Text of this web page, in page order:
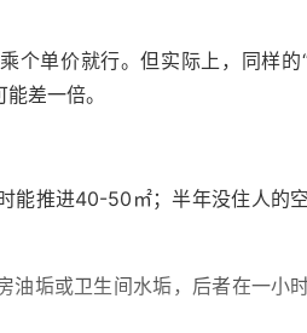
个单价就行。但实际上，同样的
差一倍。
能推进40-50㎡；半年没住人的空
油垢或卫生间水垢，后者在一小